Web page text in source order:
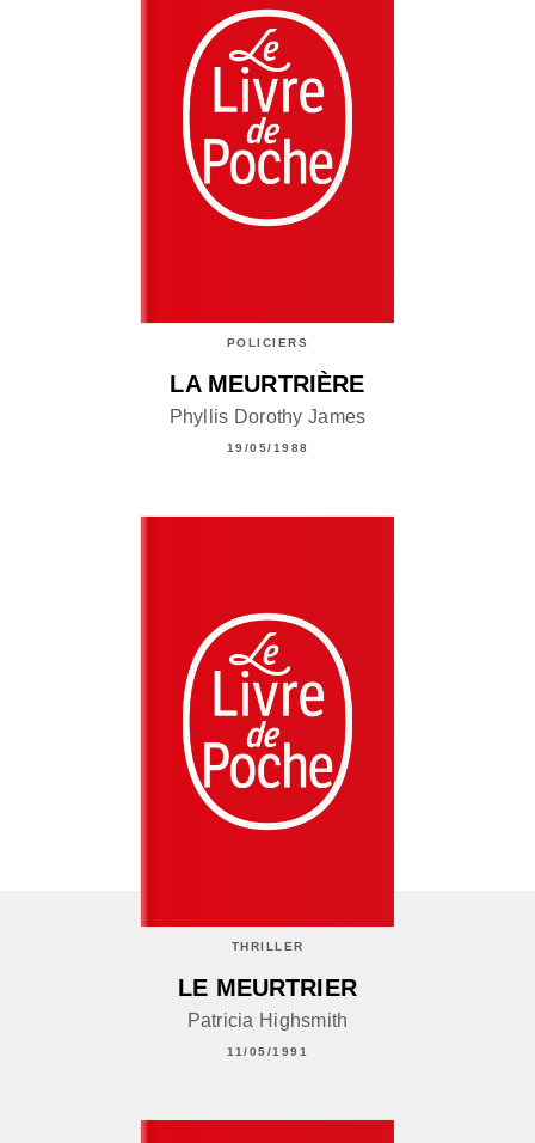
POLICIERS
LA MEURTRIÈRE
Phyllis Dorothy James
19/05/1988
THRILLER
LE MEURTRIER
Patricia Highsmith
11/05/1991